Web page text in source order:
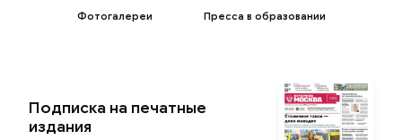
Фотогалереи
Пресса в образовании
Подписка на печатные
издания